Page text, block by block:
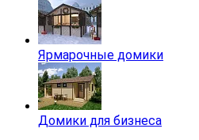
Ярмарочные домики
Домики для бизнеса